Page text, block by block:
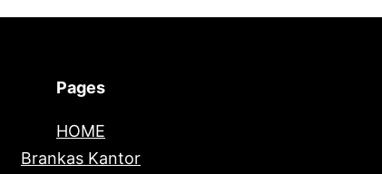
Pages
HOME
Brankas Kantor